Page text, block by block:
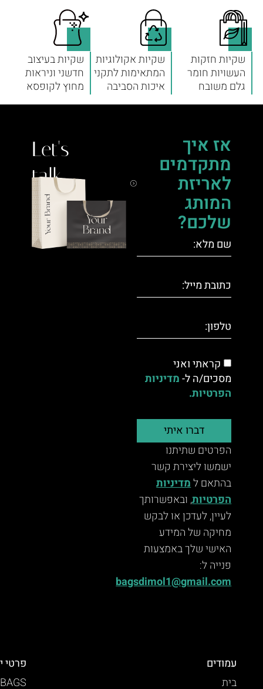
שקיות חזקות
העשויות חומר
גלם משובח
שקיות אקולוגיות
המתאימות לתקני
איכות הסביבה
שקיות בעיצוב
חדשני וניראות
מחוץ לקופסא
אז איך
מתקדמים
לאריזת
המותג
שלכם?
קראתי ואני
מסכים/ה ל-מדיניות
הפרטיות.
דברו איתי
הפרטים שתיתנו
ישמשו ליצירת קשר
בהתאם למדיניות
הפרטיות, ובאפשרותך
לעיין, לעדכן או לבקש
מחיקה של המידע
האישי שלך באמצעות
פנייה ל:
bagsdimol1@gmail.com
Let's
talk.
עמודים
בית
פרטי